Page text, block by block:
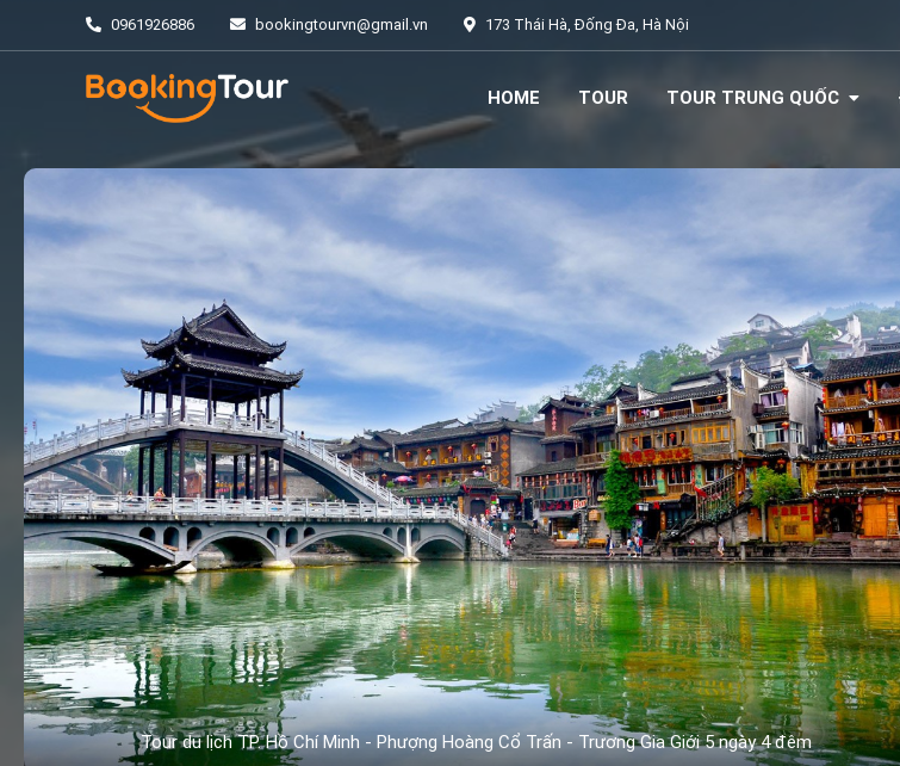
0961926886 bookingtourvn@gmail.vn 173 Thái Hà, Đống Đa, Hà Nội
HOME TOUR TOUR TRUNG QUỐC
Tour du lịch TP. Hồ Chí Minh - Phượng Hoàng Cổ Trấn - Trương Gia Giới 5 ngày 4 đêm